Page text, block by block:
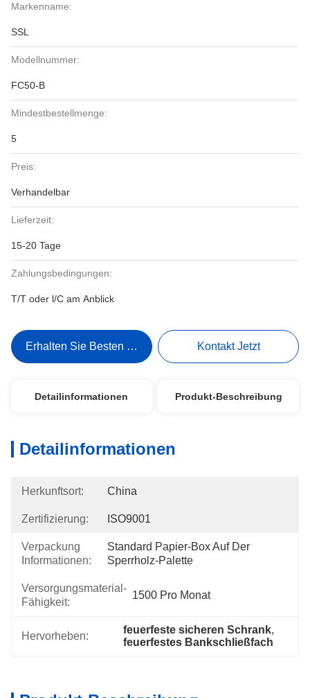
Markenname:
SSL
Modellnummer:
FC50-B
Mindestbestellmenge:
5
Preis:
Verhandelbar
Lieferzeit:
15-20 Tage
Zahlungsbedingungen:
T/T oder l/C am Anblick
Erhalten Sie Besten Preis Kontakt Jetzt
Detailinformationen Produkt-Beschreibung
Detailinformationen
Herkunftsort: China
Zertifizierung: ISO9001
Verpackung
Informationen:
Standard Papier-Box Auf Der
Sperrholz-Palette
Versorgungsmaterial-
Fähigkeit:
1500 Pro Monat
Hervorheben:
feuerfeste sicheren Schrank,
feuerfestes Bankschließfach